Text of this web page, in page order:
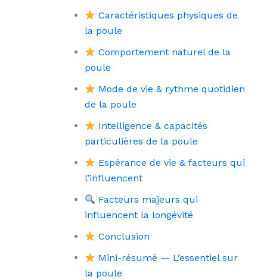
Caractéristiques physiques de
la poule
Comportement naturel de la
poule
Mode de vie & rythme quotidien
de la poule
Intelligence & capacités
particulières de la poule
Espérance de vie & facteurs qui
l’influencent
Facteurs majeurs qui
influencent la longévité
Conclusion
Mini-résumé — L’essentiel sur
la poule